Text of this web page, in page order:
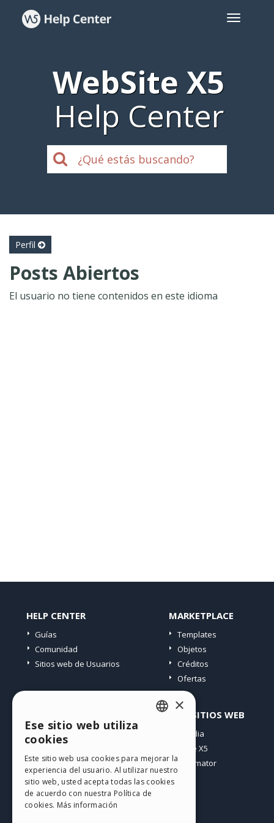
WebSite X5
Help Center
Perfil
Posts Abiertos
El usuario no tiene contenidos en este idioma
HELP CENTER
Guías
Comunidad
Sitios web de Usuarios
MARKETPLACE
Templates
Objetos
Créditos
Ofertas
Mis post
Mis download
Espacio Web
Mis Créditos
OTROS SITIOS WEB
Incomedia
WebSite X5
WebAnimator
GERMAN
SPANISH
×
Ese sitio web utiliza
cookies
Este sitio web usa cookies para mejorar la
experiencia del usuario. Al utilizar nuestro
sitio web, usted acepta todas las cookies
de acuerdo con nuestra Política de
cookies. Más información